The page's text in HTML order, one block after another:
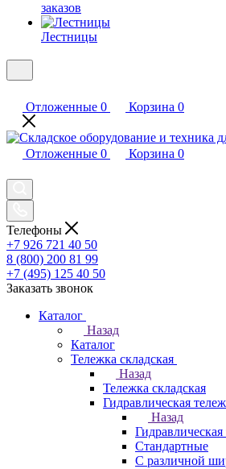
заказов
Лестницы
Отложенные 0 Корзина 0
Отложенные 0 Корзина 0
Телефоны
+7 926 721 40 50
8 (800) 200 81 99
+7 (495) 125 40 50
Заказать звонок
Каталог
Назад
Каталог
Тележка складская
Назад
Тележка складская
Гидравлическая
Назад
Гидравлическая
Стандартные
С различной